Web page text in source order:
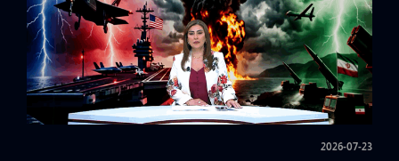
2026-07-23